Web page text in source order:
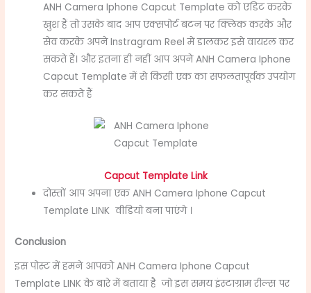
ANH Camera Iphone Capcut Template को एडिट करके
खुश हैं तो उसके बाद आप एक्सपोर्ट बटन पर क्लिक करके और
सेव करके अपने Instragram Reel में डालकर इसे वायरल कर
सकते हैं। और इतना ही नहीं आप अपने ANH Camera Iphone
Capcut Template में से किसी एक का सफलतापूर्वक उपयोग
कर सकते हैं
Capcut Template Link
दोस्तों आप अपना एक ANH Camera Iphone Capcut
Template LINK वीडियो बना पाएंगे ।
Conclusion
इस पोस्ट में हमने आपको ANH Camera Iphone Capcut
Template LINK के बारे में बताया है जो इस समय इंस्टाग्राम रील्स पर